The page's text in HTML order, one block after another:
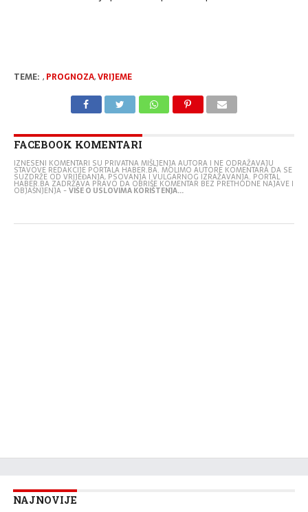
TEME: , PROGNOZA,VRIJEME
FACEBOOK KOMENTARI
IZNESENI KOMENTARI SU PRIVATNA MIŠLJENJA AUTORA I NE ODRAŽAVAJU
STAVOVE REDAKCIJE PORTALA HABER.BA. MOLIMO AUTORE KOMENTARA DA SE
SUZDRŽE OD VRIJEĐANJA, PSOVANJA I VULGARNOG IZRAŽAVANJA. PORTAL
HABER.BA ZADRŽAVA PRAVO DA OBRIŠE KOMENTAR BEZ PRETHODNE NAJAVE I
OBJAŠNJENJA -VIŠE O USLOVIMA KORIŠTENJA...
NAJNOVIJE